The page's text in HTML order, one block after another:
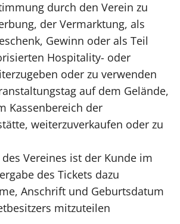
durch den Verein zu
der Vermarktung, als
Gewinn oder als Teil
Hospitality- oder
oder zu verwenden
auf dem Gelände,
Kassenbereich der
weiterzuverkaufen oder zu
des Vereines ist der Kunde im
des Tickets dazu
Anschrift und Geburtsdatum
mitzuteilen